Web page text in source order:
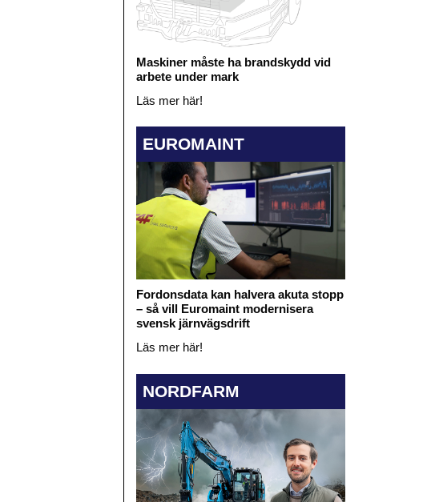
Maskiner måste ha brandskydd vid
arbete under mark
Läs mer här!
EUROMAINT
Fordonsdata kan halvera akuta stopp
– så vill Euromaint modernisera
svensk järnvägsdrift
Läs mer här!
NORDFARM